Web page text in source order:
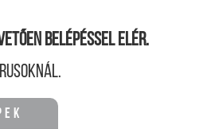
belépéssel elér.